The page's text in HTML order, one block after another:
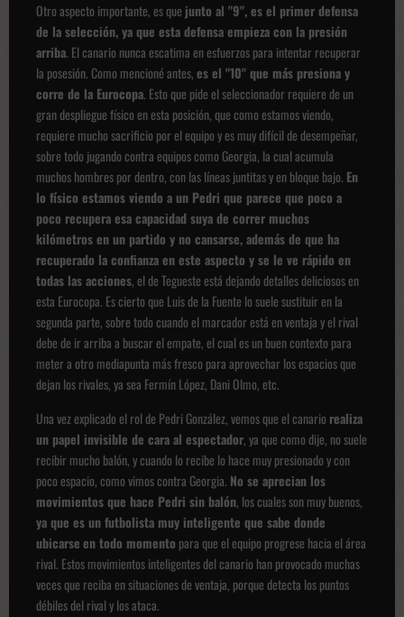
Otro aspecto importante, es que junto al "9", es el primer defensa
de la selección, ya que esta defensa empieza con la presión
arriba. El canario nunca escatima en esfuerzos para intentar recuperar
la posesión. Como mencioné antes,es el "10" que más presiona y
corre de la Eurocopa. Esto que pide el seleccionador requiere de un
gran despliegue físico en esta posición, que como estamos viendo,
requiere mucho sacrificio por el equipo y es muy difícil de desempeñar,
sobre todo jugando contra equipos como Georgia, la cual acumula
muchos hombres por dentro, con las líneas juntitas y en bloque bajo. En
lo físico estamos viendo a un Pedri que parece que poco a
poco recupera esa capacidad suya de correr muchos
kilómetros en un partido y no cansarse, además de que ha
recuperado la confianza en este aspecto y se le ve rápido en
todas las acciones, el de Tegueste está dejando detalles deliciosos en
esta Eurocopa. Es cierto que Luis de la Fuente lo suele sustituir en la
segunda parte, sobre todo cuando el marcador está en ventaja y el rival
debe de ir arriba a buscar el empate, el cual es un buen contexto para
meter a otro mediapunta más fresco para aprovechar los espacios que
dejan los rivales, ya sea Fermín López, Dani Olmo, etc.
Una vez explicado el rol de Pedri González, vemos que el canario realiza
un papel invisible de cara al espectador, ya que como dije, no suele
recibir mucho balón, y cuando lo recibe lo hace muy presionado y con
poco espacio, como vimos contra Georgia. No se aprecian los
movimientos que hace Pedri sin balón, los cuales son muy buenos,
ya que es un futbolista muy inteligente que sabe donde
ubicarseen todo momento para que el equipo progrese hacia el área
rival. Estos movimientos inteligentes del canario han provocado muchas
veces que reciba en situaciones de ventaja, porque detecta los puntos
débiles del rival y los ataca.